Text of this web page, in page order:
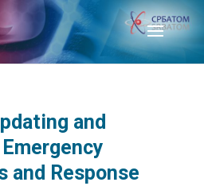
and
and Response